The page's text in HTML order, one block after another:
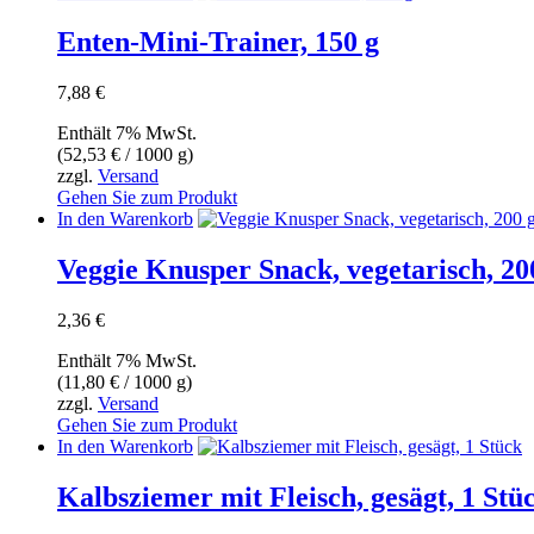
Enten-Mini-Trainer, 150 g
7,88 €
Enthält 7% MwSt.
(52,53 € / 1000 g)
zzgl. Versand
Gehen Sie zum Produkt
In den Warenkorb
Veggie Knusper Snack, vegetarisch,
2,36 €
Enthält 7% MwSt.
(11,80 € / 1000 g)
zzgl. Versand
Gehen Sie zum Produkt
In den Warenkorb
Kalbsziemer mit Fleisch, gesägt, 1